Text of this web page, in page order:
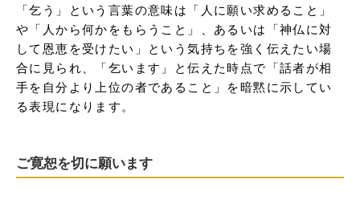
「乞う」という言葉の意味は「人に願い求めること」
や「人から何かをもらうこと」、あるいは「神仏に対
して恩恵を受けたい」という気持ちを強く伝えたい場
合に見られ、「乞います」と伝えた時点で「話者が相
手を自分より上位の者であること」を暗黙に示してい
る表現になります。
ご寛恕を切に願います